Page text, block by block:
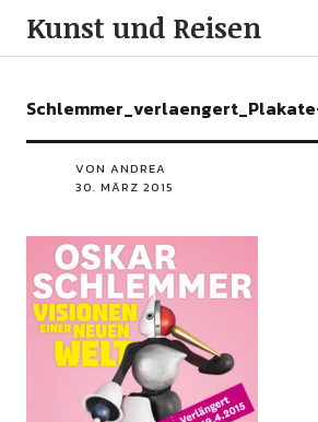
Kunst und Reisen
VON ANDREA
30. MÄRZ 2015